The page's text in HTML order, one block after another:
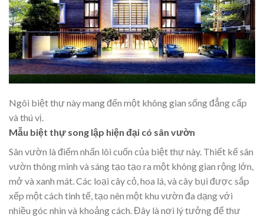
Ngôi biệt thự này mang đến một không gian sống đẳng cấp
và thú vị.
Mẫu biệt thự song lập hiện đại có sân vườn
Sân vườn là điểm nhấn lôi cuốn của biệt thự này. Thiết kế sân
vườn thông minh và sáng tạo tạo ra một không gian rộng lớn,
mở và xanh mát. Các loại cây cỏ, hoa lá, và cây bụi được sắp
xếp một cách tinh tế, tạo nên một khu vườn đa dạng với
nhiều góc nhìn và khoảng cách. Đây là nơi lý tưởng để thư